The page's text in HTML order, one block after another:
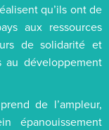
qu’ils ont de
aux ressources
de solidarité et
au développement
de l’ampleur,
épanouissement